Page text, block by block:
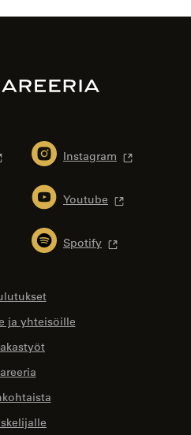
Instagram
Youtube
Spotify
ja yhteisöille